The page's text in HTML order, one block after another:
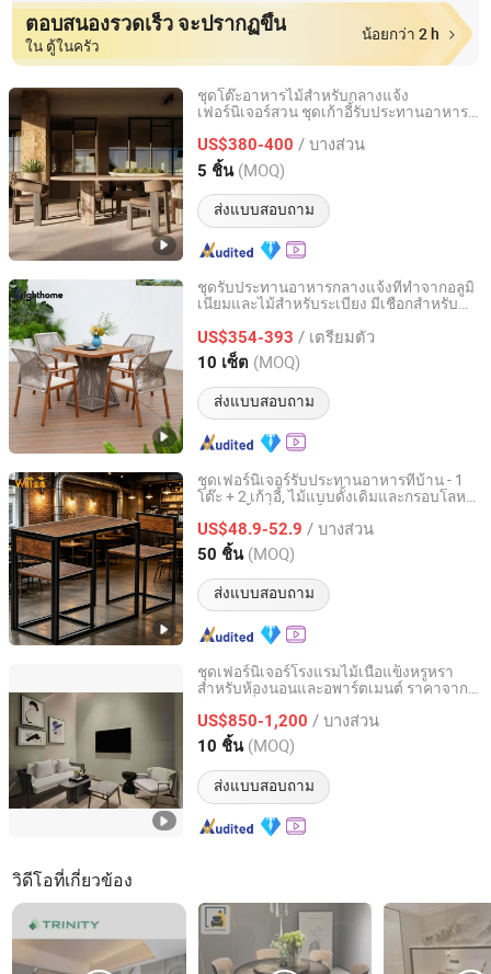
ตอบสนองรวดเร็ว จะปรากฏขึ้น
ใน ตู้ในครัว
น้อยกว่า 2 h
ชุดโต๊ะอาหารไม้สำหรับกลางแจ้ง
เฟอร์นิเจอร์สวน ชุดเก้าอี้รับประทานอาหาร
วิลล่า ฟาร์มเฮาส์
US$380-400 / บางส่วน
5 ชิ้น (MOQ)
ส่งแบบสอบถาม
Foshan Hongkai Furniture Co., Ltd.
Guangdong, China อัตราจาก 2025
ชุดรับประทานอาหารกลางแจ้งที่ทำจากอลูมิ
เนียมและไม้สำหรับระเบียง มีเชือกสำหรับ
US$354-393 / เตรียมตัว
10 เซ็ต (MOQ)
ส่งแบบสอบถาม
Guangzhou Brighthome Co., Ltd.
Guangdong, China อัตราจาก 2007
ชุดเฟอร์นิเจอร์รับประทานอาหารที่บ้าน - 1
โต๊ะ + 2 เก้าอี้, ไม้แบบดั้งเดิมและกรอบโลหะ
US$48.9-52.9 / บางส่วน
50 ชิ้น (MOQ)
ส่งแบบสอบถาม
Dongguan Yingying Hardware Products Co., Ltd.
Guangdong, China อัตราจาก 2025
ชุดเฟอร์นิเจอร์โรงแรมไม้เนื้อแข็งหรูหรา
สำหรับห้องนอนและอพาร์ตเมนต์ ราคาจาก
US$850-1,200 / บางส่วน
10 ชิ้น (MOQ)
ส่งแบบสอบถาม
Shanghai Miaolian Industry Co., Ltd.
Shanghai, China อัตราจาก 2023
วิดีโอที่เกี่ยวข้อง